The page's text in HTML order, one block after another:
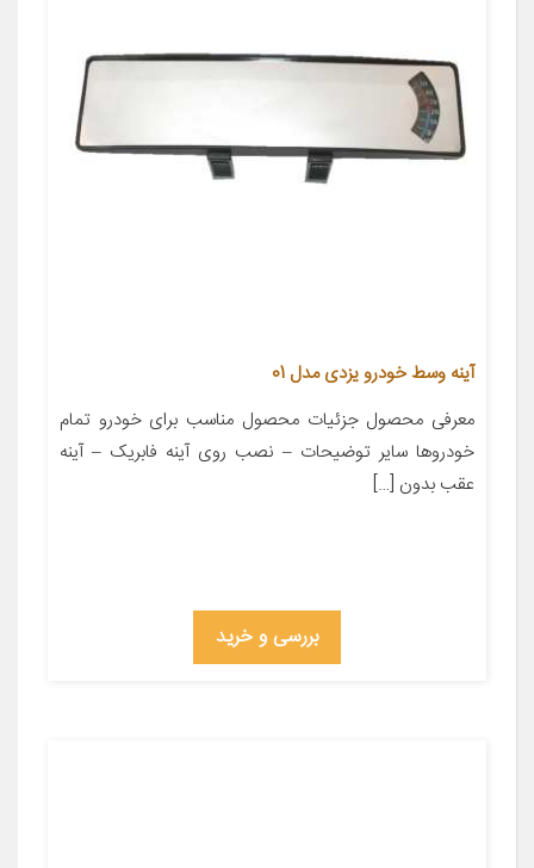
آینه وسط خودرو یزدی مدل 01
معرفی محصول جزئیات محصول مناسب برای خودرو تمام
خودروها سایر توضیحات – نصب روی آینه فابریک – آینه
عقب بدون […]
بررسی و خرید